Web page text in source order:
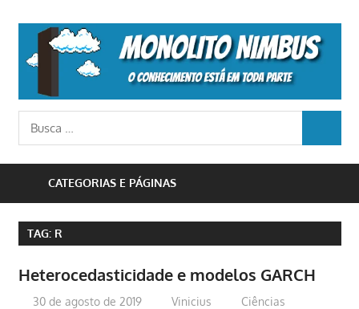
content
o
conhecimento
parte
Busca
para:
CATEGORIAS E PÁGINAS
TAG: R
Heterocedasticidade e modelos GARCH
30 de agosto de 2019 Vinicius Ciências